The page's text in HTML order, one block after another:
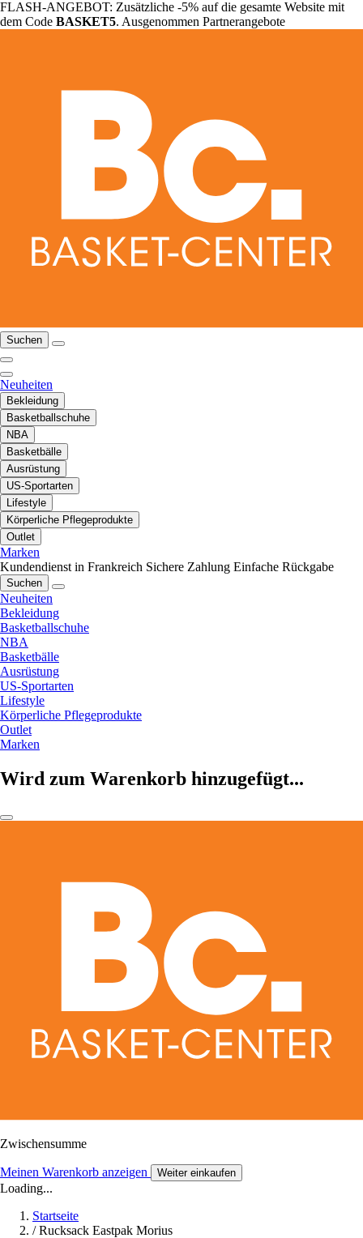
FLASH-ANGEBOT: Zusätzliche -5% auf die gesamte Website mit
dem Code BASKET5. Ausgenommen Partnerangebote
Suchen
Neuheiten
Bekleidung
Basketballschuhe
NBA
Basketbälle
Ausrüstung
US-Sportarten
Lifestyle
Körperliche Pflegeprodukte
Outlet
Marken
Kundendienst in Frankreich Sichere Zahlung Einfache Rückgabe
Suchen
Neuheiten
Bekleidung
Basketballschuhe
NBA
Basketbälle
Ausrüstung
US-Sportarten
Lifestyle
Körperliche Pflegeprodukte
Outlet
Marken
Wird zum Warenkorb hinzugefügt...
Zwischensumme
Meinen Warenkorb anzeigen Weiter einkaufen
Loading...
Startseite
/ Rucksack Eastpak Morius